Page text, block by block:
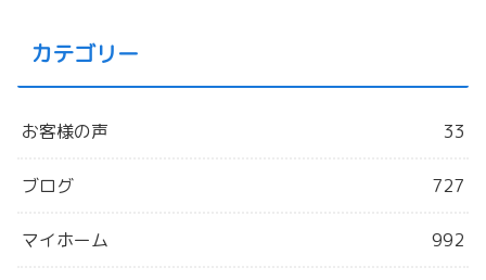
カテゴリー
お客様の声 33
ブログ 727
マイホーム 992